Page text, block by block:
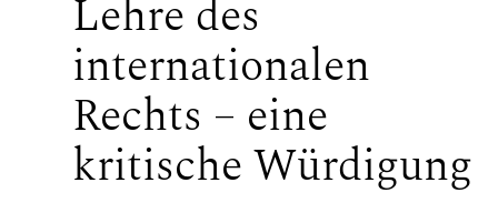
Lehre des
internationalen
Rechts – eine
kritische Würdigung